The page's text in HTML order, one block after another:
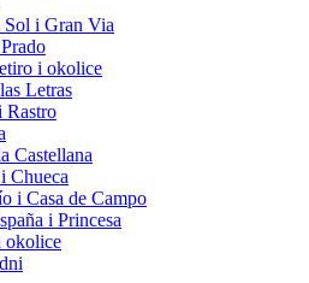
Sol i Gran Via
i okolice
Letras
Rastro
Castellana
Chueca
i Casa de Campo
i Princesa
okolice